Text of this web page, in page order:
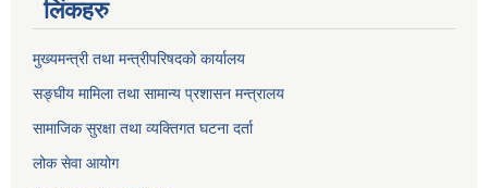
लिंकहरु
मुख्यमन्त्री तथा मन्त्रीपरिषदको कार्यालय
सङ्घीय मामिला तथा सामान्य प्रशासन मन्त्रालय
सामाजिक सुरक्षा तथा व्यक्तिगत घटना दर्ता
लोक सेवा आयोग